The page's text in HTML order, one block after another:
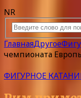
NR
ГлавнаяДругое
чемпионата
ФИГУРНОЕ